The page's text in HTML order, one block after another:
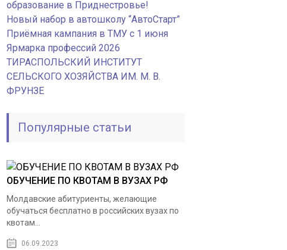
образование в Приднестровье!
Новый набор в автошколу “АвтоСтарт”
Приёмная кампания в ТМУ с 1 июня
Ярмарка профессий 2026
ТИРАСПОЛЬСКИЙ ИНСТИТУТ
СЕЛЬСКОГО ХОЗЯЙСТВА ИМ. М. В.
ФРУНЗЕ
Популярные статьи
ОБУЧЕНИЕ ПО КВОТАМ В ВУЗАХ РФ
Молдавские абитуриенты, желающие
обучаться бесплатно в российских вузах по
квотам...
06.09.2023